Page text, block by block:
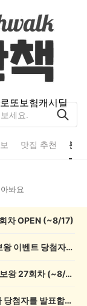
또보험캐시딜
맛집 추천 분
봐요
차 OPEN (~8/17)
💰[당첨자 발표] 26회차 우리 동네 정보왕 이벤트 당첨자를 발표합니다!
💸 전원 2,000캐시 지급! 우리 동네 정보왕 27회차 (~8/10)
💰[당첨자 발표] 우리 동네 썰전 12회차 당첨자를 발표합니다!